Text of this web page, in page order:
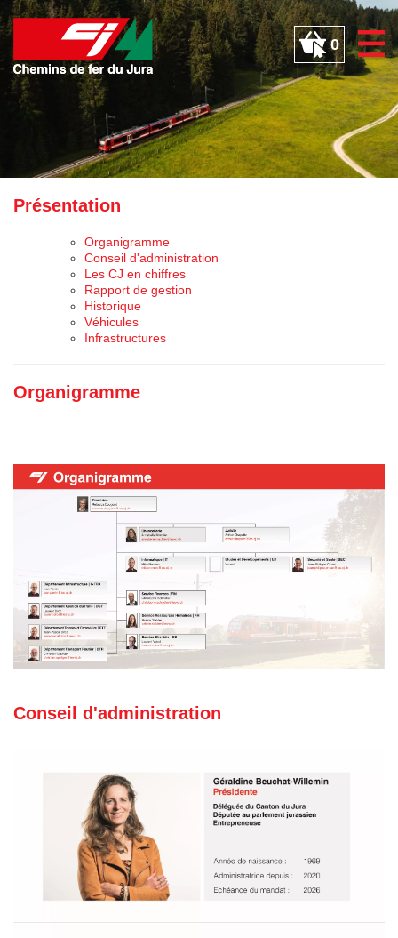
0
Présentation
Organigramme
Conseil d'administration
Les CJ en chiffres
Rapport de gestion
Historique
Véhicules
Infrastructures
Organigramme
Conseil d'administration
Panneau de gestion des cookies